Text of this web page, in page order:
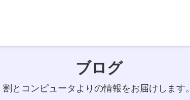
ブログ
割とコンピュータよりの情報をお届けします。